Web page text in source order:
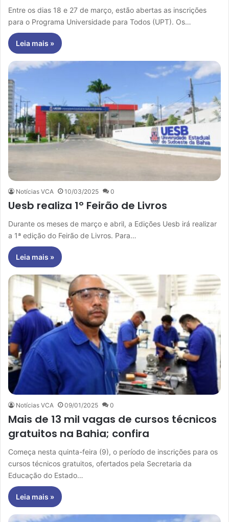
Entre os dias 18 e 27 de março, estão abertas as inscrições
para o Programa Universidade para Todos (UPT). Os…
Leia mais »
Notícias VCA 10/03/2025 0
Uesb realiza 1º Feirão de Livros
Durante os meses de março e abril, a Edições Uesb irá realizar
a 1ª edição do Feirão de Livros. Para…
Leia mais »
Notícias VCA 09/01/2025 0
Mais de 13 mil vagas de cursos técnicos
gratuitos na Bahia; confira
Começa nesta quinta-feira (9), o período de inscrições para os
cursos técnicos gratuitos, ofertados pela Secretaria da
Educação do Estado…
Leia mais »